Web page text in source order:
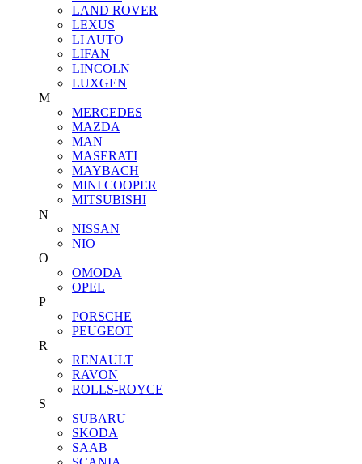
LAND ROVER
LEXUS
LI AUTO
LIFAN
LINCOLN
LUXGEN
M
MERCEDES
MAZDA
MAN
MASERATI
MAYBACH
MINI COOPER
MITSUBISHI
N
NISSAN
NIO
O
OMODA
OPEL
P
PORSCHE
PEUGEOT
R
RENAULT
RAVON
ROLLS-ROYCE
S
SUBARU
SKODA
SAAB